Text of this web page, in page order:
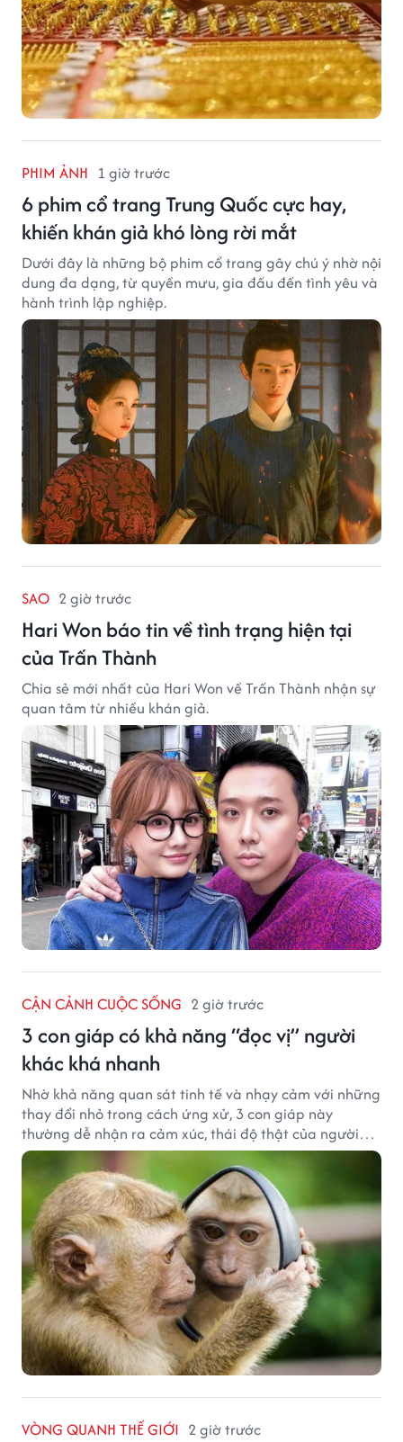
PHIM ẢNH 1 giờ trước
6 phim cổ trang Trung Quốc cực hay,
khiến khán giả khó lòng rời mắt
Dưới đây là những bộ phim cổ trang gây chú ý nhờ nội
dung đa dạng, từ quyền mưu, gia đấu đến tình yêu và
hành trình lập nghiệp.
SAO 2 giờ trước
Hari Won báo tin về tình trạng hiện tại
của Trấn Thành
Chia sẻ mới nhất của Hari Won về Trấn Thành nhận sự
quan tâm từ nhiều khán giả.
CẬN CẢNH CUỘC SỐNG 2 giờ trước
3 con giáp có khả năng “đọc vị” người
khác khá nhanh
Nhờ khả năng quan sát tinh tế và nhạy cảm với những
thay đổi nhỏ trong cách ứng xử, 3 con giáp này
thường dễ nhận ra cảm xúc, thái độ thật của người
đối diện.
VÒNG QUANH THẾ GIỚI 2 giờ trước